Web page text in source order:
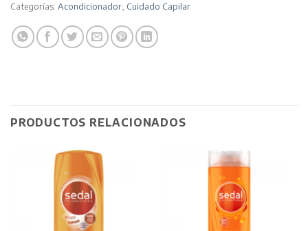
Categorías: Acondicionador, Cuidado Capilar
PRODUCTOS RELACIONADOS